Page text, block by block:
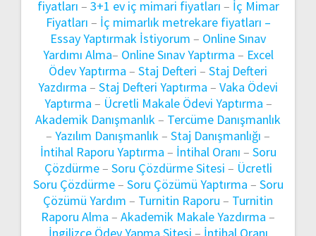
fiyatları – 3+1 ev iç mimari fiyatları – İç Mimar
Fiyatları – İç mimarlık metrekare fiyatları –
Essay Yaptırmak İstiyorum – Online Sınav
Yardımı Alma– Online Sınav Yaptırma – Excel
Ödev Yaptırma – Staj Defteri – Staj Defteri
Yazdırma – Staj Defteri Yaptırma – Vaka Ödevi
Yaptırma – Ücretli Makale Ödevi Yaptırma –
Akademik Danışmanlık– Tercüme Danışmanlık
– Yazılım Danışmanlık– Staj Danışmanlığı –
İntihal Raporu Yaptırma – İntihal Oranı – Soru
Çözdürme– Soru Çözdürme Sitesi – Ücretli
Soru Çözdürme– Soru Çözümü Yaptırma – Soru
Çözümü Yardım – Turnitin Raporu – Turnitin
Raporu Alma – Akademik Makale Yazdırma –
İngilizce Ödev Yapma Sitesi – İntihal Oranı